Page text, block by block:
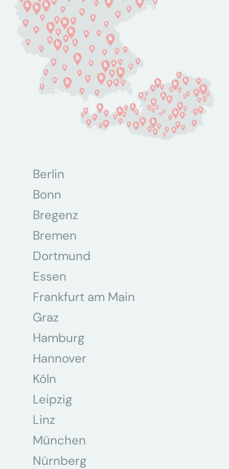
Berlin
Bonn
Bregenz
Bremen
Dortmund
Essen
Frankfurt am Main
Graz
Hamburg
Hannover
Köln
Leipzig
Linz
München
Nürnberg